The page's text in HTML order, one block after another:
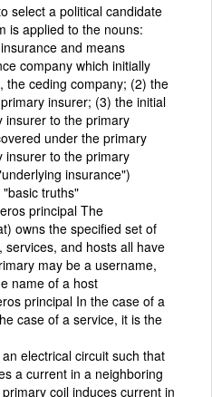
select a political candidate
is applied to the nouns:
and means
company which initially
the ceding company; (2) the
insurer; (3) the initial
insurer to the primary
under the primary
insurer to the primary
insurance")
truths"
principal The
owns the specified set of
and hosts all have
may be a username,
name of a host
principal In the case of a
case of a service, it is the
electrical circuit such that
a current in a neighboring
coil induces current in